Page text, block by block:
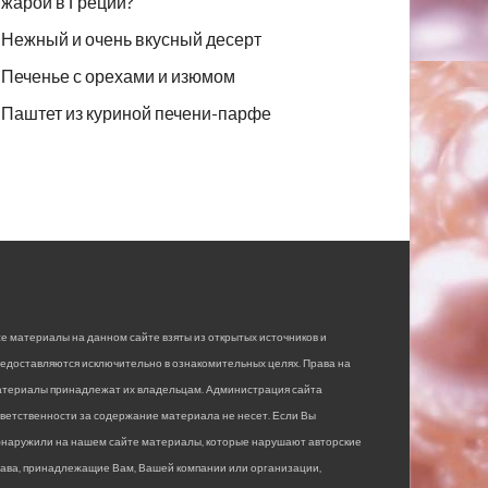
Нежный и очень вкусный десерт
Печенье с орехами и изюмом
Паштет из куриной печени-парфе
материалы на данном сайте взяты из открытых источников и
исключительно в ознакомительных целях. Права на
принадлежат их владельцам. Администрация сайта
за содержание материала не несет. Если Вы
на нашем сайте материалы, которые нарушают авторские
принадлежащие Вам, Вашей компании или организации,